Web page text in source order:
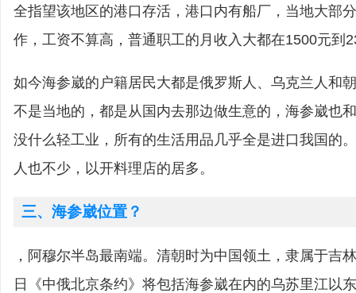
全指望该地区的港口存活，港口内有船厂，当地大部
作，工资不算高，普通职工的月收入大都在1500元到
如今海参崴的户籍居民大都是俄罗斯人、乌克兰人和
不是当地的，都是从国内去那边做生意的，海参崴也
没什么轻工业，所有的生活用品几乎全是进口我国的
人也不少，以开料理店的居多。
三、海参崴位置？
，阿穆尔半岛最南端。清朝时为中国领土，隶属于吉
日《中俄北京条约》将包括海参崴在内的乌苏里江以